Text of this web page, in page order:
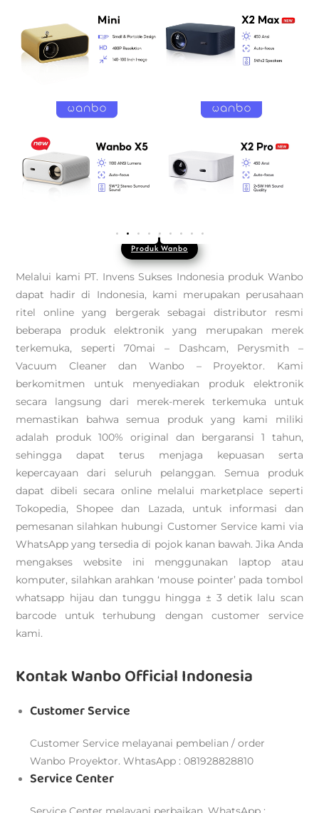
Produk Wanbo
Melalui kami PT. Invens Sukses Indonesia produk Wanbo
dapat hadir di Indonesia, kami merupakan perusahaan
ritel online yang bergerak sebagai distributor resmi
beberapa produk elektronik yang merupakan merek
terkemuka, seperti 70mai – Dashcam, Perysmith –
Vacuum Cleaner dan Wanbo – Proyektor. Kami
berkomitmen untuk menyediakan produk elektronik
secara langsung dari merek-merek terkemuka untuk
memastikan bahwa semua produk yang kami miliki
adalah produk 100% original dan bergaransi 1 tahun,
sehingga dapat terus menjaga kepuasan serta
kepercayaan dari seluruh pelanggan. Semua produk
dapat dibeli secara online melalui marketplace seperti
Tokopedia, Shopee dan Lazada, untuk informasi dan
pemesanan silahkan hubungi Customer Service kami via
WhatsApp yang tersedia di pojok kanan bawah. Jika Anda
mengakses website ini menggunakan laptop atau
komputer, silahkan arahkan ‘mouse pointer’ pada tombol
whatsapp hijau dan tunggu hingga ± 3 detik lalu scan
barcode untuk terhubung dengan customer service
kami.
Kontak Wanbo Official Indonesia
Customer Service
Customer Service melayanai pembelian / order
Wanbo Proyektor. WhtasApp : 081928828810
Service Center